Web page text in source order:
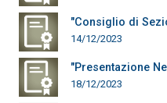
"Consiglio di
14/12/2023
"Presentazione
18/12/2023